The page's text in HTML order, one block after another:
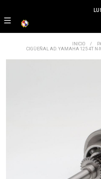
INICIO
CIGÜEÑAL AD. YAMAHA 125 4T N-